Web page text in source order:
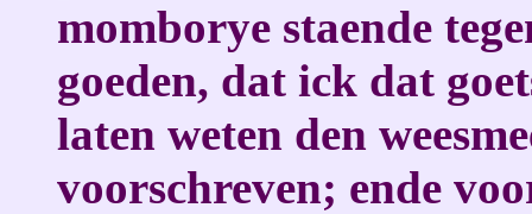
momborye staende
goeden, dat ick dat
laten weten den
voorschreven; ende